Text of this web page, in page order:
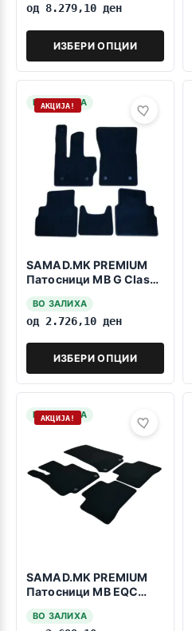
од 8.279,10 ден
ИЗБЕРИ ОПЦИИ
НА ЗАЛИХА
АКЦИЈА!
SAMAD.MK PREMIUM
Патосници MB G Class
ВО ЗАЛИХА
од 2.726,10 ден
ИЗБЕРИ ОПЦИИ
НА ЗАЛИХА
АКЦИЈА!
SAMAD.MK PREMIUM
Патосници MB EQC
ВО ЗАЛИХА